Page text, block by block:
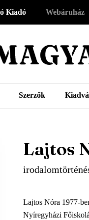
Kiadó
Szerzők
Webáruház
Lajtos
Lajtos Nóra 1977-
Nyíregyházi